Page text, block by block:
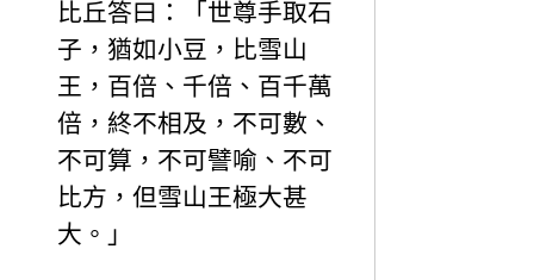
比丘答曰：「世尊手取石
子，猶如小豆，比雪山
王，百倍、千倍、百千萬
倍，終不相及，不可數、
不可算，不可譬喻、不可
比方，但雪山王極大甚
大。」